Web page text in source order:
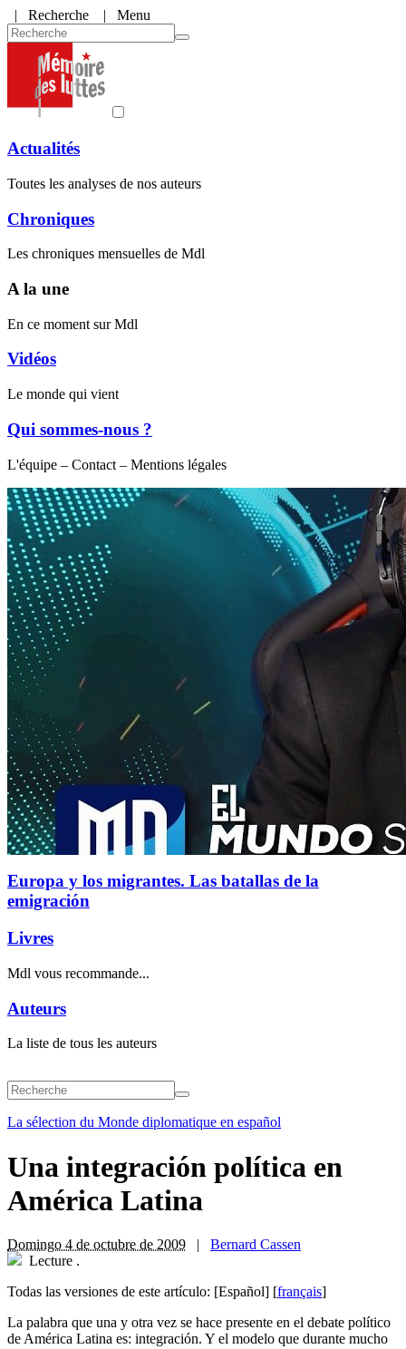
| Recherche | Menu
Actualités
Toutes les analyses de nos auteurs
Chroniques
Les chroniques mensuelles de Mdl
A la une
En ce moment sur Mdl
Vidéos
Le monde qui vient
Qui sommes-nous ?
L'équipe – Contact – Mentions légales
Europa y los migrantes. Las batallas de la
emigración
Livres
Mdl vous recommande...
Auteurs
La liste de tous les auteurs
La sélection du Monde diplomatique en español
Una integración política en
América Latina
Domingo 4 de octubre de 2009 | Bernard Cassen
Lecture .
Todas las versiones de este artículo: [Español] [français]
La palabra que una y otra vez se hace presente en el debate político
de América Latina es: integración. Y el modelo que durante mucho